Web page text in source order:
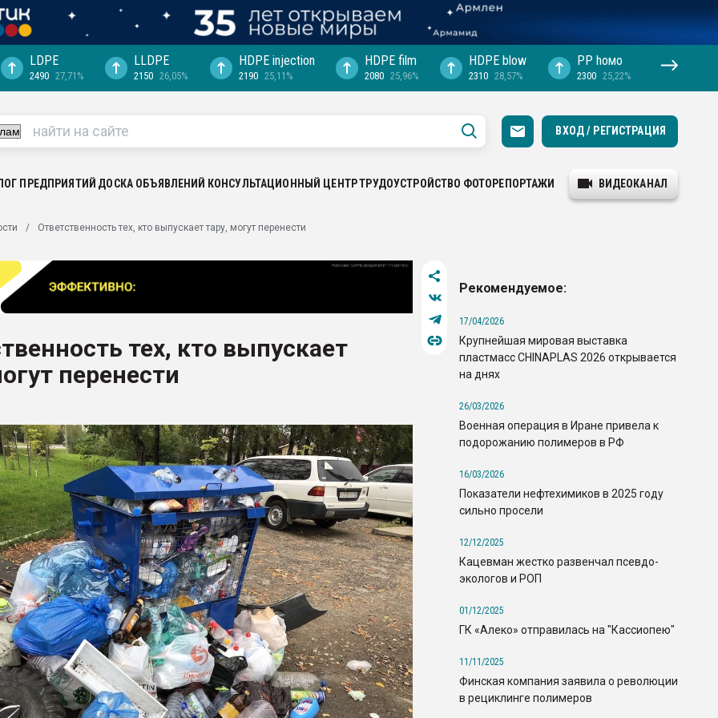
выходит на
рынке
ПЭТ
LDPE
2490 27,71%
LLDPE
2150 26,05%
HDPE injection
2190 25,11%
HDPE film
2080 25,96%
HDPE blow
2310 28,57%
PP hомо
2300 25,22%
ВХОД / РЕГИСТРАЦИЯ
ПРЕДПРИЯТИЙ ДОСКА ОБЪЯВЛЕНИЙ КОНСУЛЬТАЦИОННЫЙ ЦЕНТРТРУДОУСТРОЙСТВО ФОТОРЕПОРТАЖИ ВИДЕОКАНАЛ
Ответственность тех, кто выпускает тару, могут перенести
тех, кто выпускает
перенести
Рекомендуемое:
17/04/2026
Крупнейшая мировая выставка
пластмасс CHINAPLAS 2026 открывается
на днях
26/03/2026
Военная операция в Иране привела к
подорожанию полимеров в РФ
16/03/2026
Показатели нефтехимиков в 2025 году
сильно просели
12/12/2025
Кацевман жестко развенчал псевдо-
экологов и РОП
01/12/2025
ГК «Алеко» отправилась на "Кассиопею"
11/11/2025
Финская компания заявила о революции
в рециклинге полимеров